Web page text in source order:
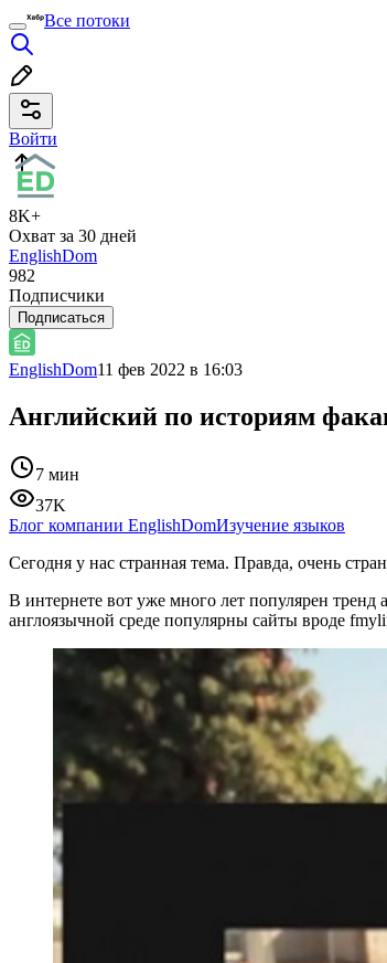
Все потоки
Войти
8K+
Охват за 30 дней
EnglishDom
982
Подписчики
Подписаться
EnglishDom11 фев 2022 в 16:03
Английский по историям
7 мин
37K
Блог компании EnglishDomИзучение языков
Сегодня у нас странная тема. Правда, очень
В интернете вот уже много лет популярен
англоязычной среде популярны сайты вроде